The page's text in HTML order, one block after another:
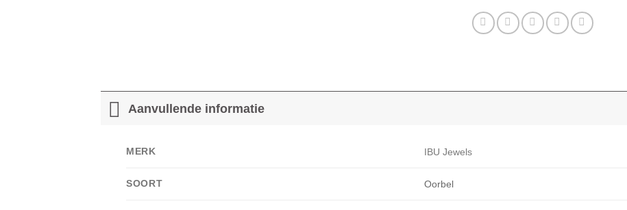
Aanvullende informatie
MERK IBU Jewels
SOORT Oorbel